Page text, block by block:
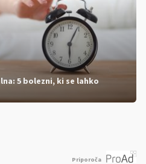
5 bolezni, ki se lahko
Priporoča